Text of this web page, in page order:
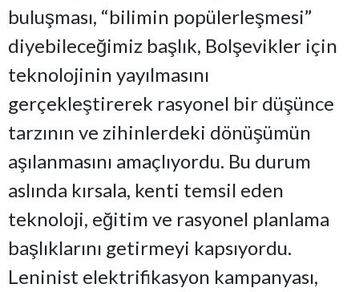
buluşması, “bilimin popülerleşmesi”
diyebileceğimiz başlık, Bolşevikler için
teknolojinin yayılmasını
gerçekleştirerek rasyonel bir düşünce
tarzının ve zihinlerdeki dönüşümün
aşılanmasını amaçlıyordu. Bu durum
aslında kırsala, kenti temsil eden
teknoloji, eğitim ve rasyonel planlama
başlıklarını getirmeyi kapsıyordu.
Leninist elektrifikasyon kampanyası,